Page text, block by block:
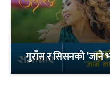
गुराँस र सिसनको ‘जाने